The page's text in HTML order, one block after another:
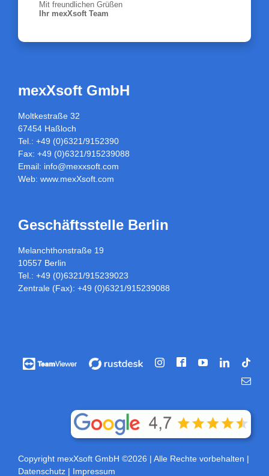
Mit freundlichen Grüßen
Ihr mexXsoft Team
mexXsoft GmbH
Moltkestraße 32
67454 Haßloch
Tel.: +49 (0)6321/9152390
Fax: +49 (0)6321/915239088
Email: info@mexxsoft.com
Web: www.mexXsoft.com
Geschäftsstelle Berlin
Melanchthonstraße 19
10557 Berlin
Tel.: +49 (0)6321/915239023
Zentrale (Fax): +49 (0)6321/915239088
Vorführung
/
Vorführung
InstagramFacebookYouTubeLinkedIn
E-
Copyright mexXsoft GmbH ©2026 | Alle Rechte vorbehalten |
Datenschutz | Impressum